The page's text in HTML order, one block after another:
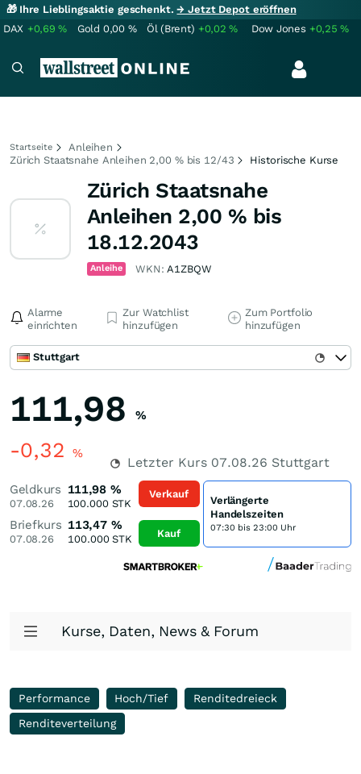
🎁 Ihre Lieblingsaktie geschenkt.→ Jetzt Depot eröffnen
DAX +0,69% Gold 0,00 % Öl (Brent) +0,02% Dow Jones +0,25%
Startseite
Anleihen
Zürich Staatsnahe Anleihen 2,00 % bis 12/43
Historische Kurse
Zürich Staatsnahe
Anleihen 2,00 % bis
18.12.2043
Anleihe WKN:A1ZBQW
Alarme
einrichten
Zur Watchlist
hinzufügen
Zum Portfolio
hinzufügen
Stuttgart
111,98 %
-0,32 %
Letzter Kurs 07.08.26 Stuttgart
Geldkurs
07.08.26
111,98 %
100.000STK
Briefkurs
07.08.26
113,47 %
100.000STK
Verkauf
Kauf
Verlängerte
Handelszeiten
07:30 bis 23:00 Uhr
Kurse, Daten, News & Forum
Performance Hoch/Tief
Renditedreieck
Renditeverteilung